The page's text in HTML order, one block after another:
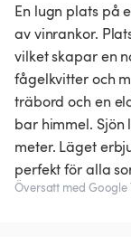
En lugn plats på
av vinrankor.
vilket skapar en
fågelkvitter och
träbord och en
bar himmel.
meter. Läget
perfekt för alla
Översatt med Google